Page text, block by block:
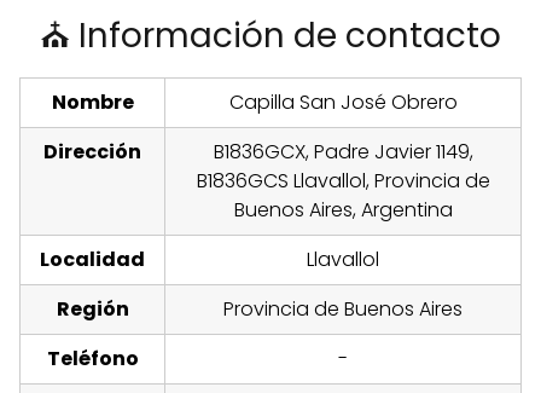
⛪ Información de contacto
Nombre
Capilla San José Obrero
Dirección
B1836GCX, Padre Javier 1149,
B1836GCS Llavallol, Provincia de
Buenos Aires, Argentina
Localidad
Llavallol
Región
Provincia de Buenos Aires
Teléfono
-